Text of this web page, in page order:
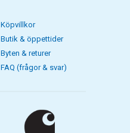
Köpvillkor
Butik & öppettider
Byten & returer
FAQ (frågor & svar)